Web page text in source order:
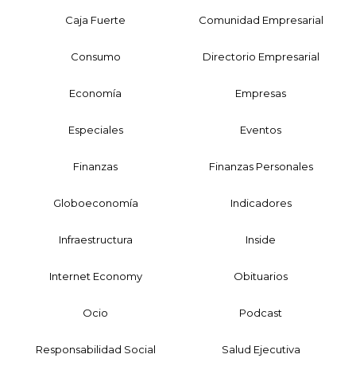
Caja Fuerte Comunidad Empresarial
Consumo Directorio Empresarial
Economía Empresas
Especiales Eventos
Finanzas Finanzas Personales
Globoeconomía Indicadores
Infraestructura Inside
Internet Economy Obituarios
Ocio Podcast
Responsabilidad Social Salud Ejecutiva